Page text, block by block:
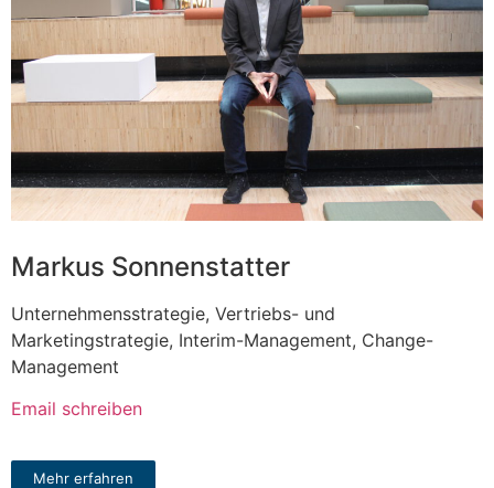
Markus Sonnenstatter
Unternehmensstrategie, Vertriebs- und
Marketingstrategie, Interim-Management, Change-
Management
Email schreiben
Mehr erfahren